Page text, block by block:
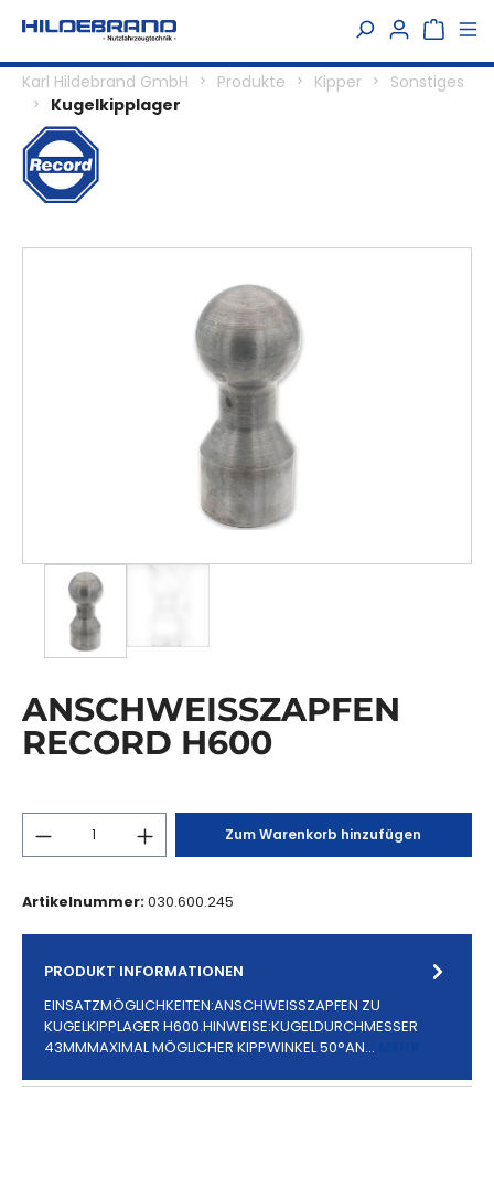
springen
Karl Hildebrand GmbH Produkte Kipper
Sonstiges
Kugelkipplager
ANSCHWEISSZAPFEN
RECORD H600
Zum Warenkorb hinzufügen
Artikelnummer: 030.600.245
PRODUKT INFORMATIONEN
EINSATZMÖGLICHKEITEN:ANSCHWEISSZAPFEN ZU K
UGELKIPPLAGER H600.HINWEISE:KUGELDURCHMESSER 4
3MMMAXIMAL MÖGLICHER KIPPWINKEL 50°AN…